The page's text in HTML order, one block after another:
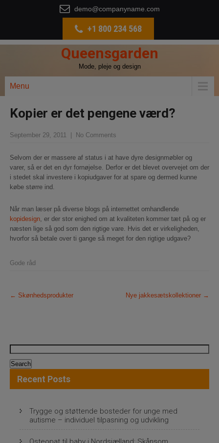
demo@companyname.com
+1 800 234 568
Queensgarden
Mode, pleje og design
Menu
Kopier er det pengene værd?
September 29, 2011 No Comments
Selvom der er massere af status i at have dyre designmøbler og
varer, så er det en dyr fornøjelse. Derfor er det blevet overvejet om der
i stedet skal investere i kopiudgaver for at spare og dermed kunne
købe større ind.
Når man læser på diverse blogs på internettet omhandlende
kopidesign, er der stor enighed om at kvaliteten kommer tæt på og er
næsten lige så god som den rigtige vare. Hvis det er virkeligheden,
hvorfor så betale over ti gange så meget for den rigtige udgave?
Gode råd
P
t
n
← Skønhedsprodukter Nye jakkesætskollektioner →
for:
Recent Posts
Trygge og støttende bosteder for unge med
autisme – individuel tilpasning og udvikling